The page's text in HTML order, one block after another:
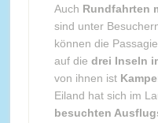
Auch Rundfahrten
sind unter
können die
auf die drei Inseln
von ihnen ist
Eiland hat sich im
besuchten